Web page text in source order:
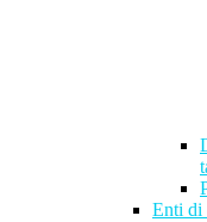
Enti di